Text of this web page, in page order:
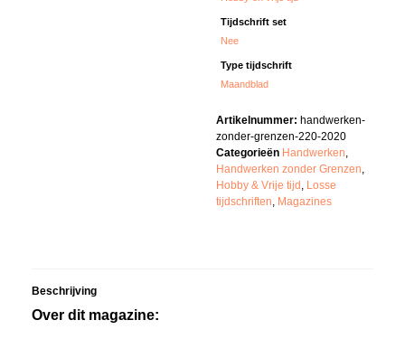
Tijdschrift set
Nee
Type tijdschrift
Maandblad
Artikelnummer: handwerken-
zonder-grenzen-220-2020
Categorieën Handwerken,
Handwerken zonder Grenzen,
Hobby & Vrije tijd , Losse
tijdschriften, Magazines
Beschrijving
Over dit magazine: